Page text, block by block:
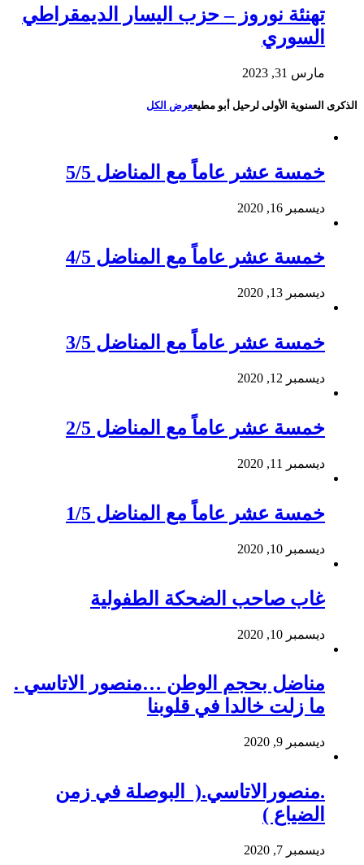
تهنئة نوروز – حزب اليسار الديمقراطي
السوري
مارس 31, 2023
الذكرى السنوية الأولى لرحيل أبو مطيععرض الكل
خمسة عشر عاماً مع المناضل 5/5
ديسمبر 16, 2020
خمسة عشر عاماً مع المناضل 4/5
ديسمبر 13, 2020
خمسة عشر عاماً مع المناضل 3/5
ديسمبر 12, 2020
خمسة عشر عاماً مع المناضل 2/5
ديسمبر 11, 2020
خمسة عشر عاماً مع المناضل 1/5
ديسمبر 10, 2020
غاب صاحب الضحكة الطفولية
ديسمبر 10, 2020
مناضل بحجم الوطن …منصور الاتاسي .
ما زلت خالدا في قلوبنا
ديسمبر 9, 2020
.منصورالاتاسي.( البوصلة في زمن
الضياع )
ديسمبر 7, 2020